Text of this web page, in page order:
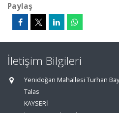
Paylaş
İletişim Bilgileri
Yenidoğan Mahallesi Turhan
Talas
KAYSERİ